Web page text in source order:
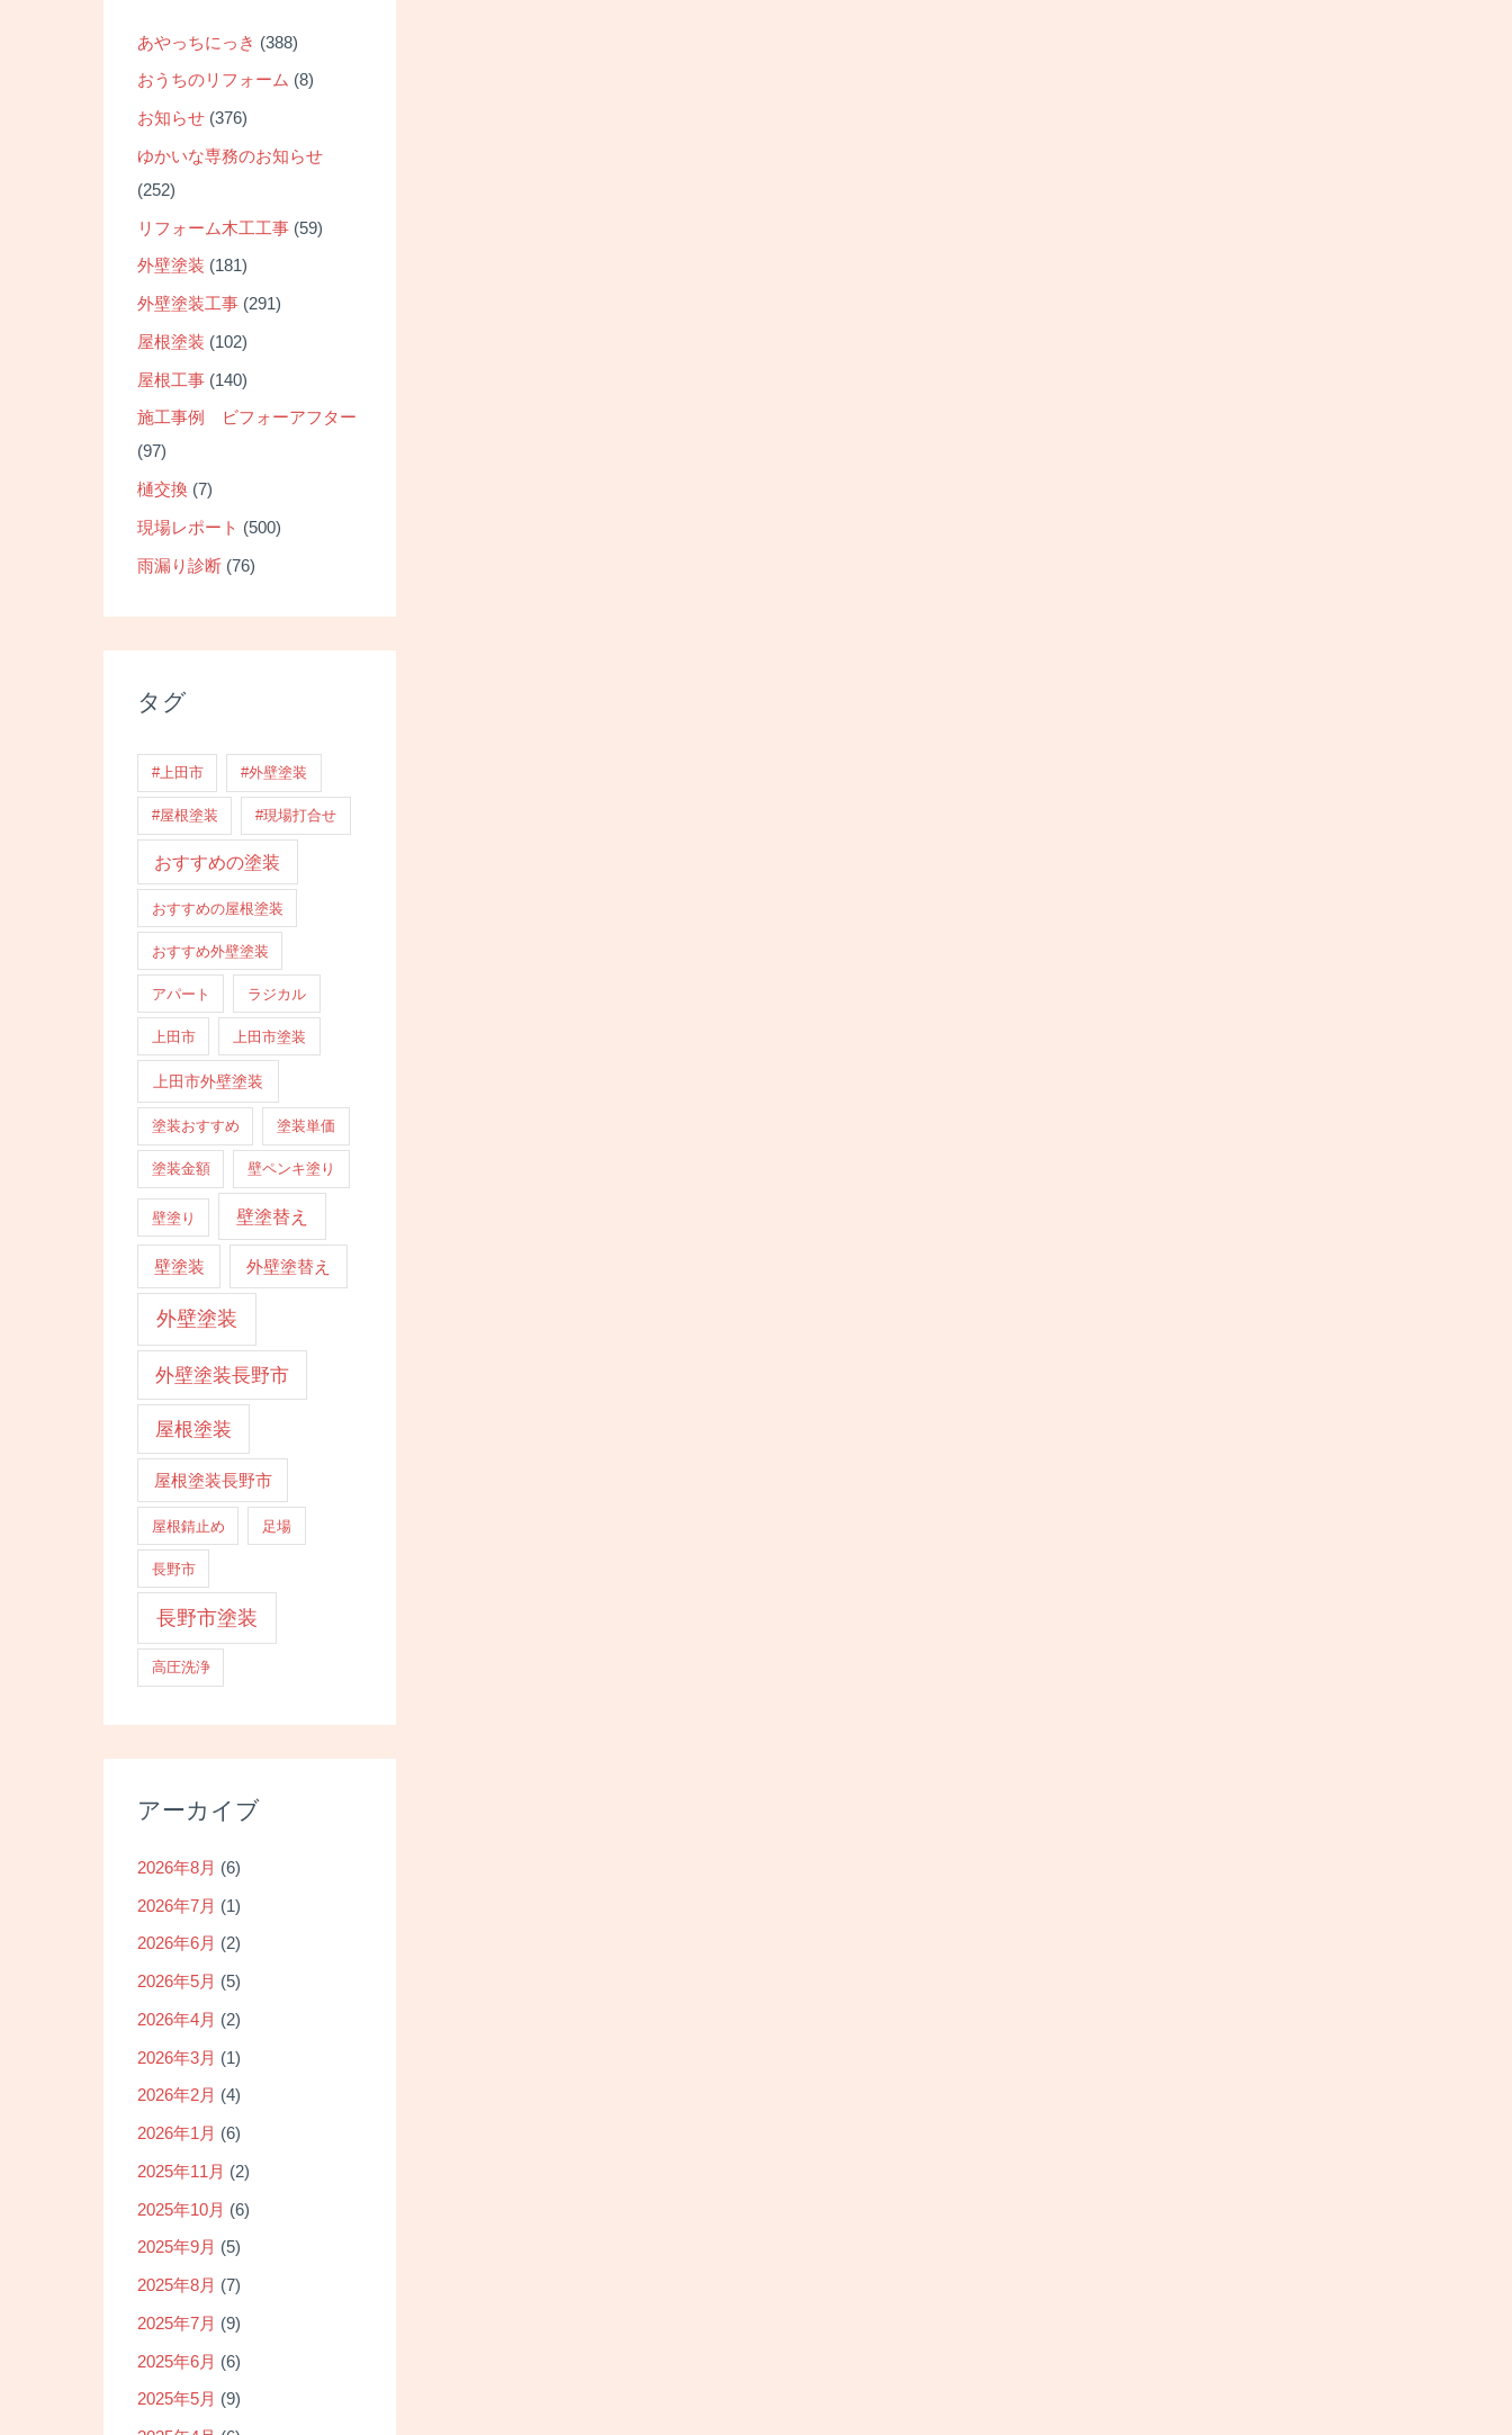
あやっちにっき (388)
おうちのリフォーム (8)
お知らせ (376)
ゆかいな専務のお知らせ
(252)
リフォーム木工工事 (59)
外壁塗装 (181)
外壁塗装工事 (291)
屋根塗装 (102)
屋根工事 (140)
施工事例 ビフォーアフター
(97)
樋交換 (7)
現場レポート (500)
雨漏り診断 (76)
タグ
#上田市 #外壁塗装
#屋根塗装 #現場打合せ
おすすめの塗装
おすすめの屋根塗装
おすすめ外壁塗装
アパート ラジカル
上田市 上田市塗装
上田市外壁塗装
塗装おすすめ 塗装単価
塗装金額 壁ペンキ塗り
壁塗り 壁塗替え
壁塗装 外壁塗替え
外壁塗装
外壁塗装長野市
屋根塗装
屋根塗装長野市
屋根錆止め 足場
長野市
長野市塗装
高圧洗浄
アーカイブ
2026年8月 (6)
2026年7月 (1)
2026年6月 (2)
2026年5月 (5)
2026年4月 (2)
2026年3月 (1)
2026年2月 (4)
2026年1月 (6)
2025年11月 (2)
2025年10月 (6)
2025年9月 (5)
2025年8月 (7)
2025年7月 (9)
2025年6月 (6)
2025年5月 (9)